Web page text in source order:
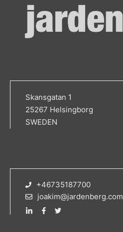
Skansgatan 1
25267 Helsingborg
SWEDEN
+46735187700
joakim@jardenberg.com